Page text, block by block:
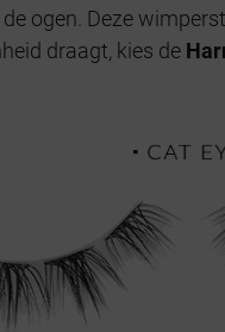
ogen. Deze
draagt, kies de